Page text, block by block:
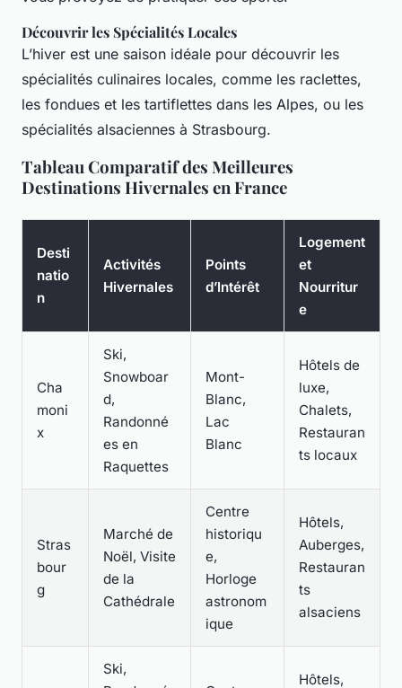
Découvrir les Spécialités Locales
L’hiver est une saison idéale pour découvrir les
spécialités culinaires locales, comme les raclettes,
les fondues et les tartiflettes dans les Alpes, ou les
spécialités alsaciennes à Strasbourg.
Tableau Comparatif des Meilleures
Destinations Hivernales en France
Desti
natio
n
Activités
Hivernales
Points
d’Intérêt
Logement
et
Nourritur
e
Cha
moni
x
Ski,
Snowboar
d,
Randonné
es en
Raquettes
Mont-
Blanc,
Lac
Blanc
Hôtels de
luxe,
Chalets,
Restauran
ts locaux
Stras
bour
g
Marché de
Noël, Visite
de la
Cathédrale
Centre
historiqu
e,
Horloge
astronom
ique
Hôtels,
Auberges,
Restauran
ts
alsaciens
Ski,
Hôtels,